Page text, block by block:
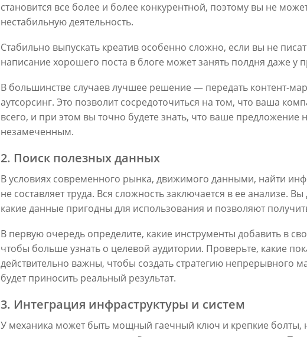
становится все более и более конкурентной, поэтому вы не
нестабильную деятельность.
Стабильно выпускать креатив особенно сложно, если вы не
написание хорошего поста в блоге может занять полдня даже у
В большинстве случаев лучшее решение — передать контент-
аутсорсинг. Это позволит сосредоточиться на том, что ваша
всего, и при этом вы точно будете знать, что ваше предложение
незамеченным.
2. Поиск полезных данных
В условиях современного рынка, движимого данными, найти
не составляет труда. Вся сложность заключается в ее анализе.
какие данные пригодны для использования и позволяют
В первую очередь определите, какие инструменты добавить в
чтобы больше узнать о целевой аудитории. Проверьте, какие
действительно важны, чтобы создать стратегию непрерывного
будет приносить реальный результат.
3. Интеграция инфраструктуры и систем
У механика может быть мощный гаечный ключ и крепкие болты,